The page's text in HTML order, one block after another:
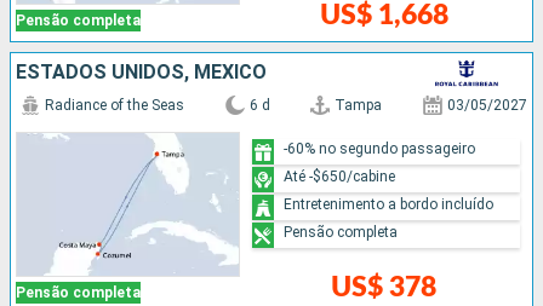
Pensão completa US$ 1,668
ESTADOS UNIDOS, MÉXICO
Pensão completa
Radiance of the Seas 6 d Tampa 03/05/2027
US$ 378
-60% no segundo passageiro
Até -$650/cabine
Entretenimento a bordo incluído
Pensão completa